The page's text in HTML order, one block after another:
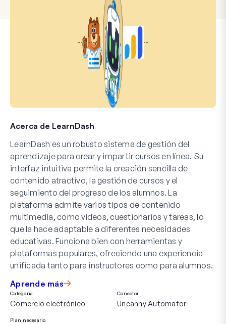
Acerca de LearnDash
LearnDash es un robusto sistema de gestión del
aprendizaje para crear y impartir cursos en línea. Su
interfaz intuitiva permite la creación sencilla de
contenido atractivo, la gestión de cursos y el
seguimiento del progreso de los alumnos. La
plataforma admite varios tipos de contenido
multimedia, como vídeos, cuestionarios y tareas, lo
que la hace adaptable a diferentes necesidades
educativas. Funciona bien con herramientas y
plataformas populares, ofreciendo una experiencia
unificada tanto para instructores como para alumnos.
Aprende más
Categoría
Comercio electrónico
Conector
Uncanny Automator
Plan necesario